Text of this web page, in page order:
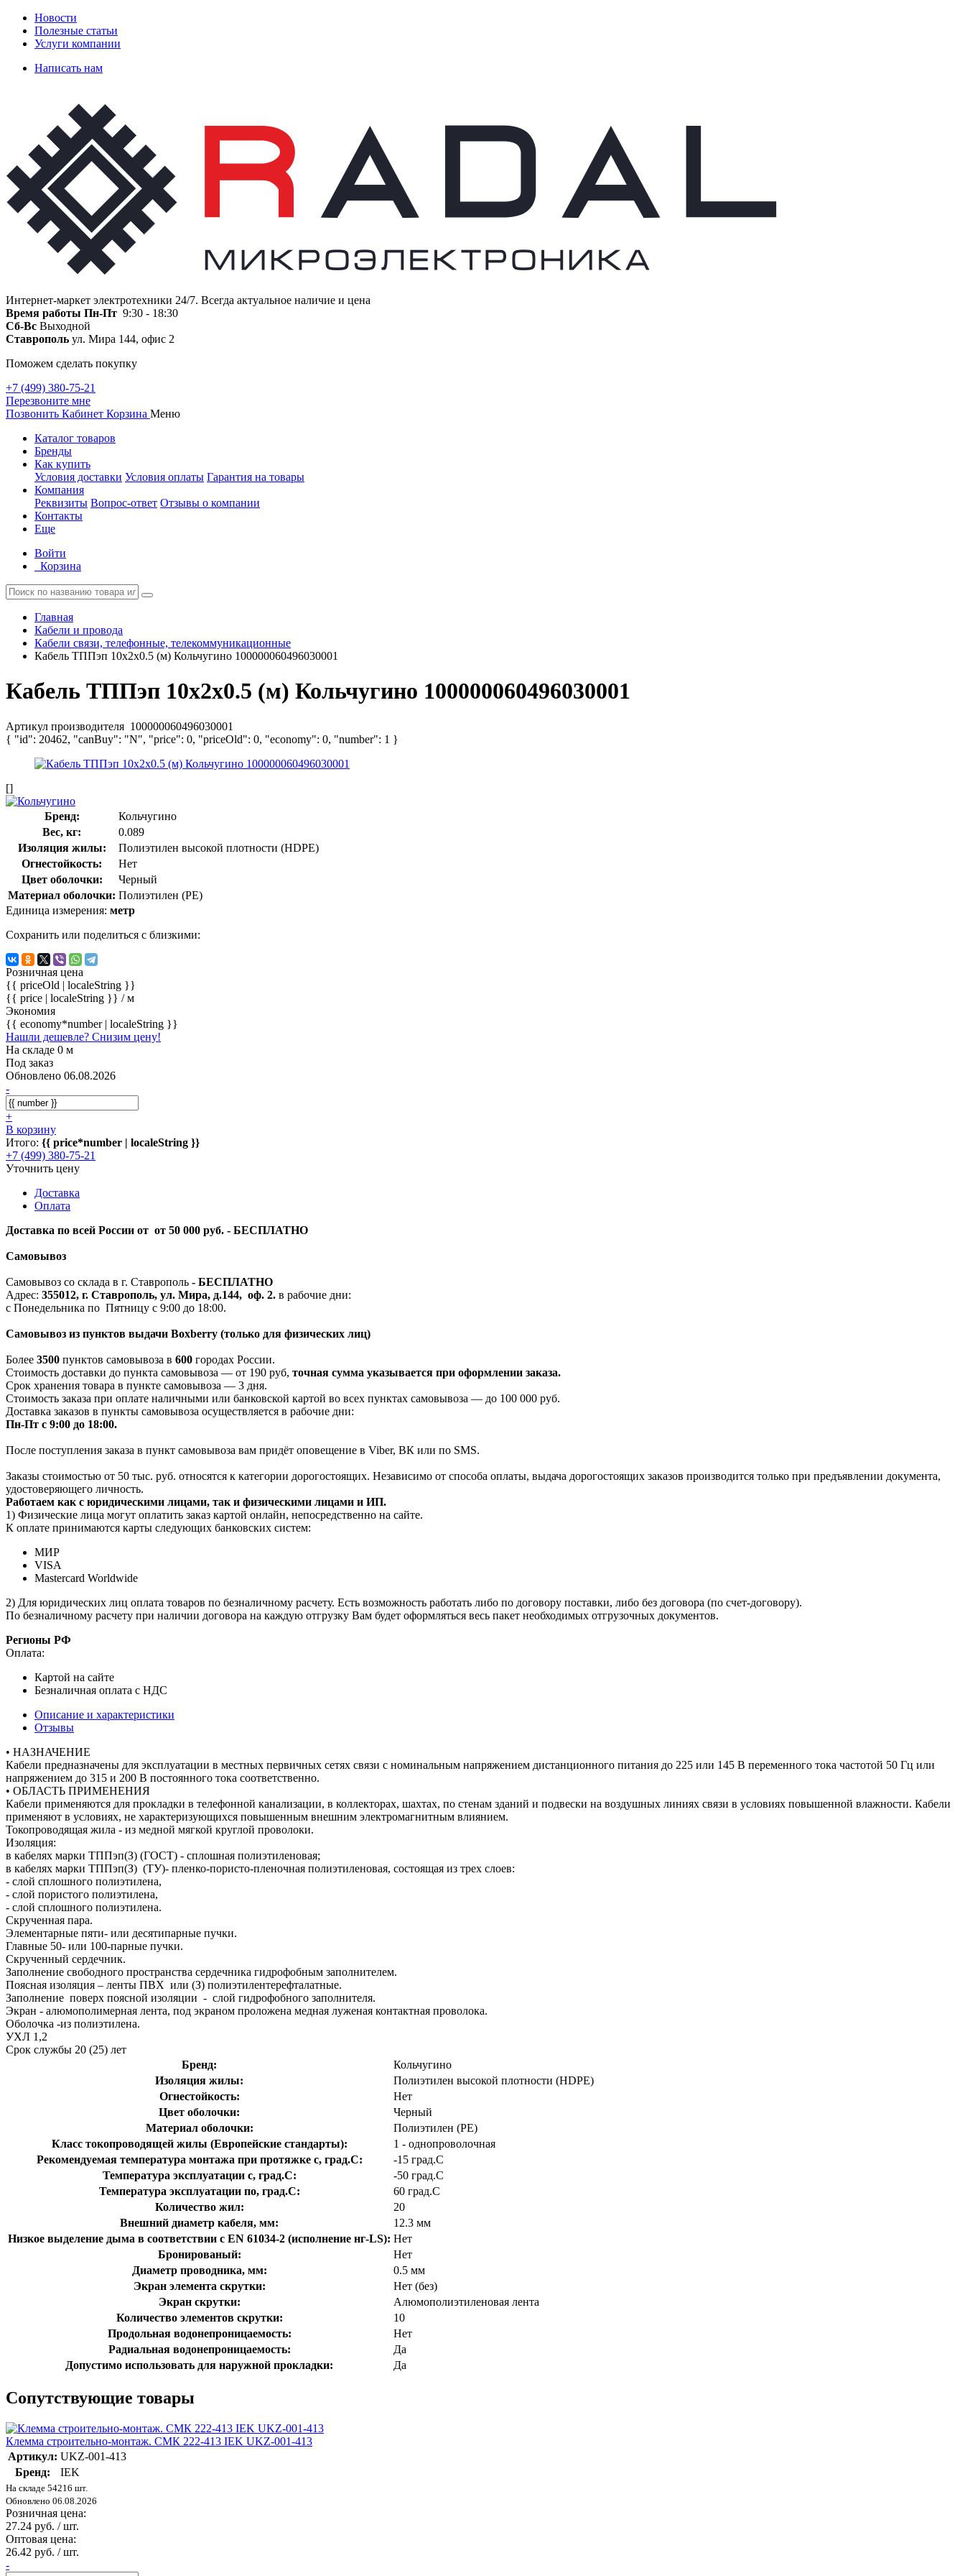
Новости
Полезные статьи
Услуги компании
Написать нам
Интернет-маркет электротехники 24/7. Всегда актуальное наличие и цена
Время работы Пн-Пт 9:30 - 18:30
Сб-Вс Выходной
Ставрополь ул. Мира 144, офис 2
Поможем сделать покупку
+7 (499) 380-75-21
Перезвоните мне
Позвонить Кабинет Корзина Меню
Каталог товаров
Бренды
Как купить
Условия доставки Условия оплаты Гарантия на товары
Компания
Реквизиты Вопрос-ответ Отзывы о компании
Контакты
Еще
Войти
Корзина
Главная
Кабели и провода
Кабели связи, телефонные, телекоммуникационные
Кабель ТППэп 10х2х0.5 (м) Кольчугино 100000060496030001
Кабель ТППэп 10х2х0.5 (м) Кольчугино 100000060496030001
Артикул производителя 100000060496030001
{ "id": 20462, "canBuy": "N", "price": 0, "priceOld": 0, "economy": 0, "number": 1 }
[]
Бренд:
Кольчугино
Вес, кг:
0.089
Изоляция жилы:
Полиэтилен высокой плотности (HDPE)
Огнестойкость:
Нет
Цвет оболочки:
Черный
Материал оболочки: Полиэтилен (PE)
Единица измерения: метр
Сохранить или поделиться с близкими:
Розничная цена
{{ priceOld | localeString }}
{{ price | localeString }} / м
Экономия
{{ economy*number | localeString }}
Нашли дешевле? Снизим цену!
На складе 0 м
Под заказ
Обновлено 06.08.2026
-
+
В корзину
Итого: {{ price*number | localeString }}
+7 (499) 380-75-21
Уточнить цену
Доставка
Оплата
Доставка по всей России от от 50 000 руб. - БЕСПЛАТНО
Самовывоз
Самовывоз со склада в г. Ставрополь - БЕСПЛАТНО
Адрес: 355012, г. Ставрополь, ул. Мира, д.144, оф. 2. в рабочие дни:
с Понедельника по Пятницу с 9:00 до 18:00.
Самовывоз из пунктов выдачи Boxberry (только для физических лиц)
Более 3500 пунктов самовывоза в 600 городах России.
Стоимость доставки до пункта самовывоза — от 190 руб, точная сумма указывается при оформлении заказа.
Срок хранения товара в пункте самовывоза — 3 дня.
Стоимость заказа при оплате наличными или банковской картой во всех пунктах самовывоза — до 100 000 руб.
Доставка заказов в пункты самовывоза осуществляется в рабочие дни:
Пн-Пт с 9:00 до 18:00.
После поступления заказа в пункт самовывоза вам придёт оповещение в Viber, ВК или по SMS.
Заказы стоимостью от 50 тыс. руб. относятся к категории дорогостоящих. Независимо от способа оплаты, выдача дорогостоящих заказов производится только при предъявлении документа,
удостоверяющего личность.
Работаем как с юридическими лицами, так и физическими лицами и ИП.
1) Физические лица могут оплатить заказ картой онлайн, непосредственно на сайте.
К оплате принимаются карты следующих банковских систем:
МИР
VISA
Mastercard Worldwide
2) Для юридических лиц оплата товаров по безналичному расчету. Есть возможность работать либо по договору поставки, либо без договора (по счет-договору).
По безналичному расчету при наличии договора на каждую отгрузку Вам будет оформляться весь пакет необходимых отгрузочных документов.
Регионы РФ
Оплата:
Картой на сайте
Безналичная оплата с НДС
Описание и характеристики
Отзывы
• НАЗНАЧЕНИЕ
Кабели предназначены для эксплуатации в местных первичных сетях связи с номинальным напряжением дистанционного питания до 225 или 145 В переменного тока частотой 50 Гц или
напряжением до 315 и 200 В постоянного тока соответственно.
• ОБЛАСТЬ ПРИМЕНЕНИЯ
Кабели применяются для прокладки в телефонной канализации, в коллекторах, шахтах, по стенам зданий и подвески на воздушных линиях связи в условиях повышенной влажности. Кабели
применяют в условиях, не характеризующихся повышенным внешним электромагнитным влиянием.
Токопроводящая жила - из медной мягкой круглой проволоки.
Изоляция:
в кабелях марки ТППэп(З) (ГОСТ) - сплошная полиэтиленовая;
в кабелях марки ТППэп(З) (ТУ)- пленко-пористо-пленочная полиэтиленовая, состоящая из трех слоев:
- слой сплошного полиэтилена,
- слой пористого полиэтилена,
- слой сплошного полиэтилена.
Скрученная пара.
Элементарные пяти- или десятипарные пучки.
Главные 50- или 100-парные пучки.
Скрученный сердечник.
Заполнение свободного пространства сердечника гидрофобным заполнителем.
Поясная изоляция – ленты ПВХ или (З) полиэтилентерефталатные.
Заполнение поверх поясной изоляции - слой гидрофобного заполнителя.
Экран - алюмополимерная лента, под экраном проложена медная луженая контактная проволока.
Оболочка -из полиэтилена.
УХЛ 1,2
Срок службы 20 (25) лет
Бренд:
Кольчугино
Изоляция жилы:
Полиэтилен высокой плотности (HDPE)
Огнестойкость:
Нет
Цвет оболочки:
Черный
Материал оболочки:
Полиэтилен (PE)
Класс токопроводящей жилы (Европейские стандарты):
1 - однопроволочная
Рекомендуемая температура монтажа при протяжке с, град.C:
-15 град.C
Температура эксплуатации с, град.C:
-50 град.C
Температура эксплуатации по, град.C:
60 град.C
Количество жил:
20
Внешний диаметр кабеля, мм:
12.3 мм
Низкое выделение дыма в соответствии с EN 61034-2 (исполнение нг-LS): Нет
Бронированый:
Нет
Диаметр проводника, мм:
0.5 мм
Экран элемента скрутки:
Нет (без)
Экран скрутки:
Алюмополиэтиленовая лента
Количество элементов скрутки:
10
Продольная водонепроницаемость:
Нет
Радиальная водонепроницаемость:
Да
Допустимо использовать для наружной прокладки:
Да
Сопутствующие товары
Клемма строительно-монтаж. СМК 222-413 IEK UKZ-001-413
Артикул: UKZ-001-413
Бренд:
IEK
На складе 54216 шт.
Обновлено 06.08.2026
Розничная цена:
27.24 руб. / шт.
Оптовая цена:
26.42 руб. / шт.
-